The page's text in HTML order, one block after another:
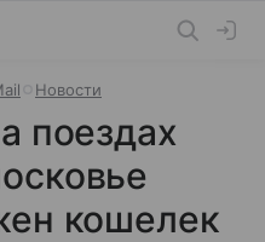
Новости
поездах
кошелек